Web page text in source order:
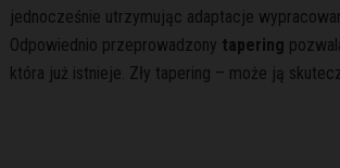
jednocześnie utrzymując adaptacje
Odpowiednio przeprowadzony tapering
która już istnieje. Zły tapering – może ją